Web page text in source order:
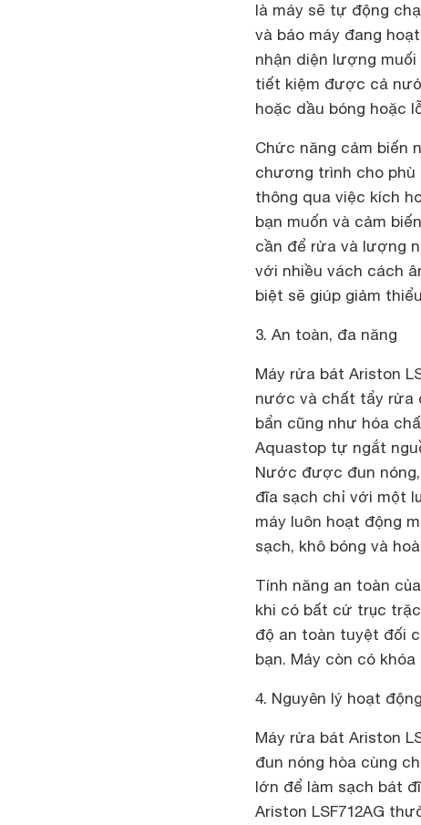
là máy sẽ tự động
và báo máy đang
nhận diện lượng
tiết kiệm được cả
hoặc dầu bóng hoặc
Chức năng cảm biến
chương trình cho
thông qua việc kích
bạn muốn và cảm
cần để rửa và lượng
với nhiều vách cách
biệt sẽ giúp giảm
3. An toàn, đa năng
Máy rửa bát Ariston
nước và chất tẩy rửa
bẩn cũng như hóa
Aquastop tự ngắt
Nước được đun
đĩa sạch chỉ với một
máy luôn hoạt động
sạch, khô bóng và
Tính năng an toàn
khi có bất cứ trục
độ an toàn tuyệt đối
bạn. Máy còn có
4. Nguyên lý hoạt động
Máy rửa bát Ariston
đun nóng hòa cùng
lớn để làm sạch bát
Ariston LSF712AG